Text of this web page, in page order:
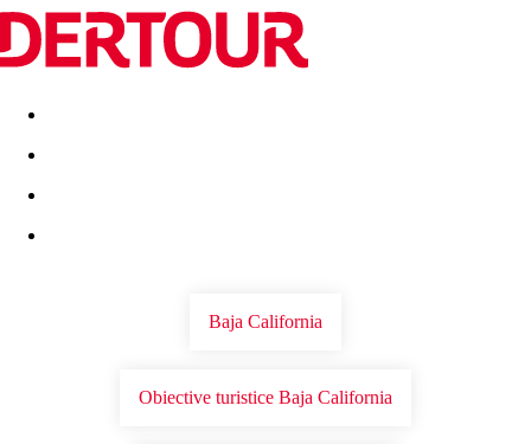
Destinatii Vacanta perfecta OFERTE DE NERATAT
Baja California
Obiective turistice Baja California